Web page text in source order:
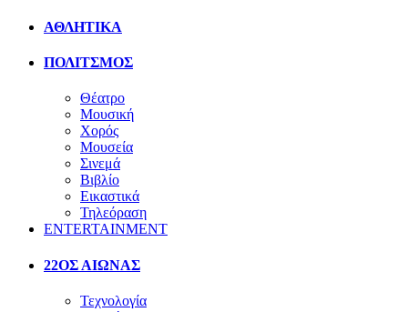
ΑΘΛΗΤΙΚΑ
ΠΟΛΙΤΣΜΟΣ
Θέατρο
Μουσική
Χορός
Μουσεία
Σινεμά
Βιβλίο
Εικαστικά
Τηλεόραση
ENTERTAINMENT
22ΟΣ ΑΙΩΝΑΣ
Τεχνολογία